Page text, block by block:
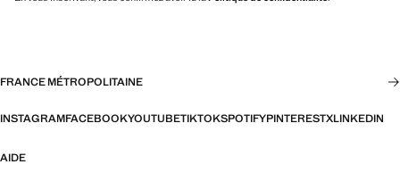
FRANCE MÉTROPOLITAINE
INSTAGRAMFACEBOOKYOUTUBETIKTOKSPOTIFYPINTERESTXLINKEDIN
AIDE